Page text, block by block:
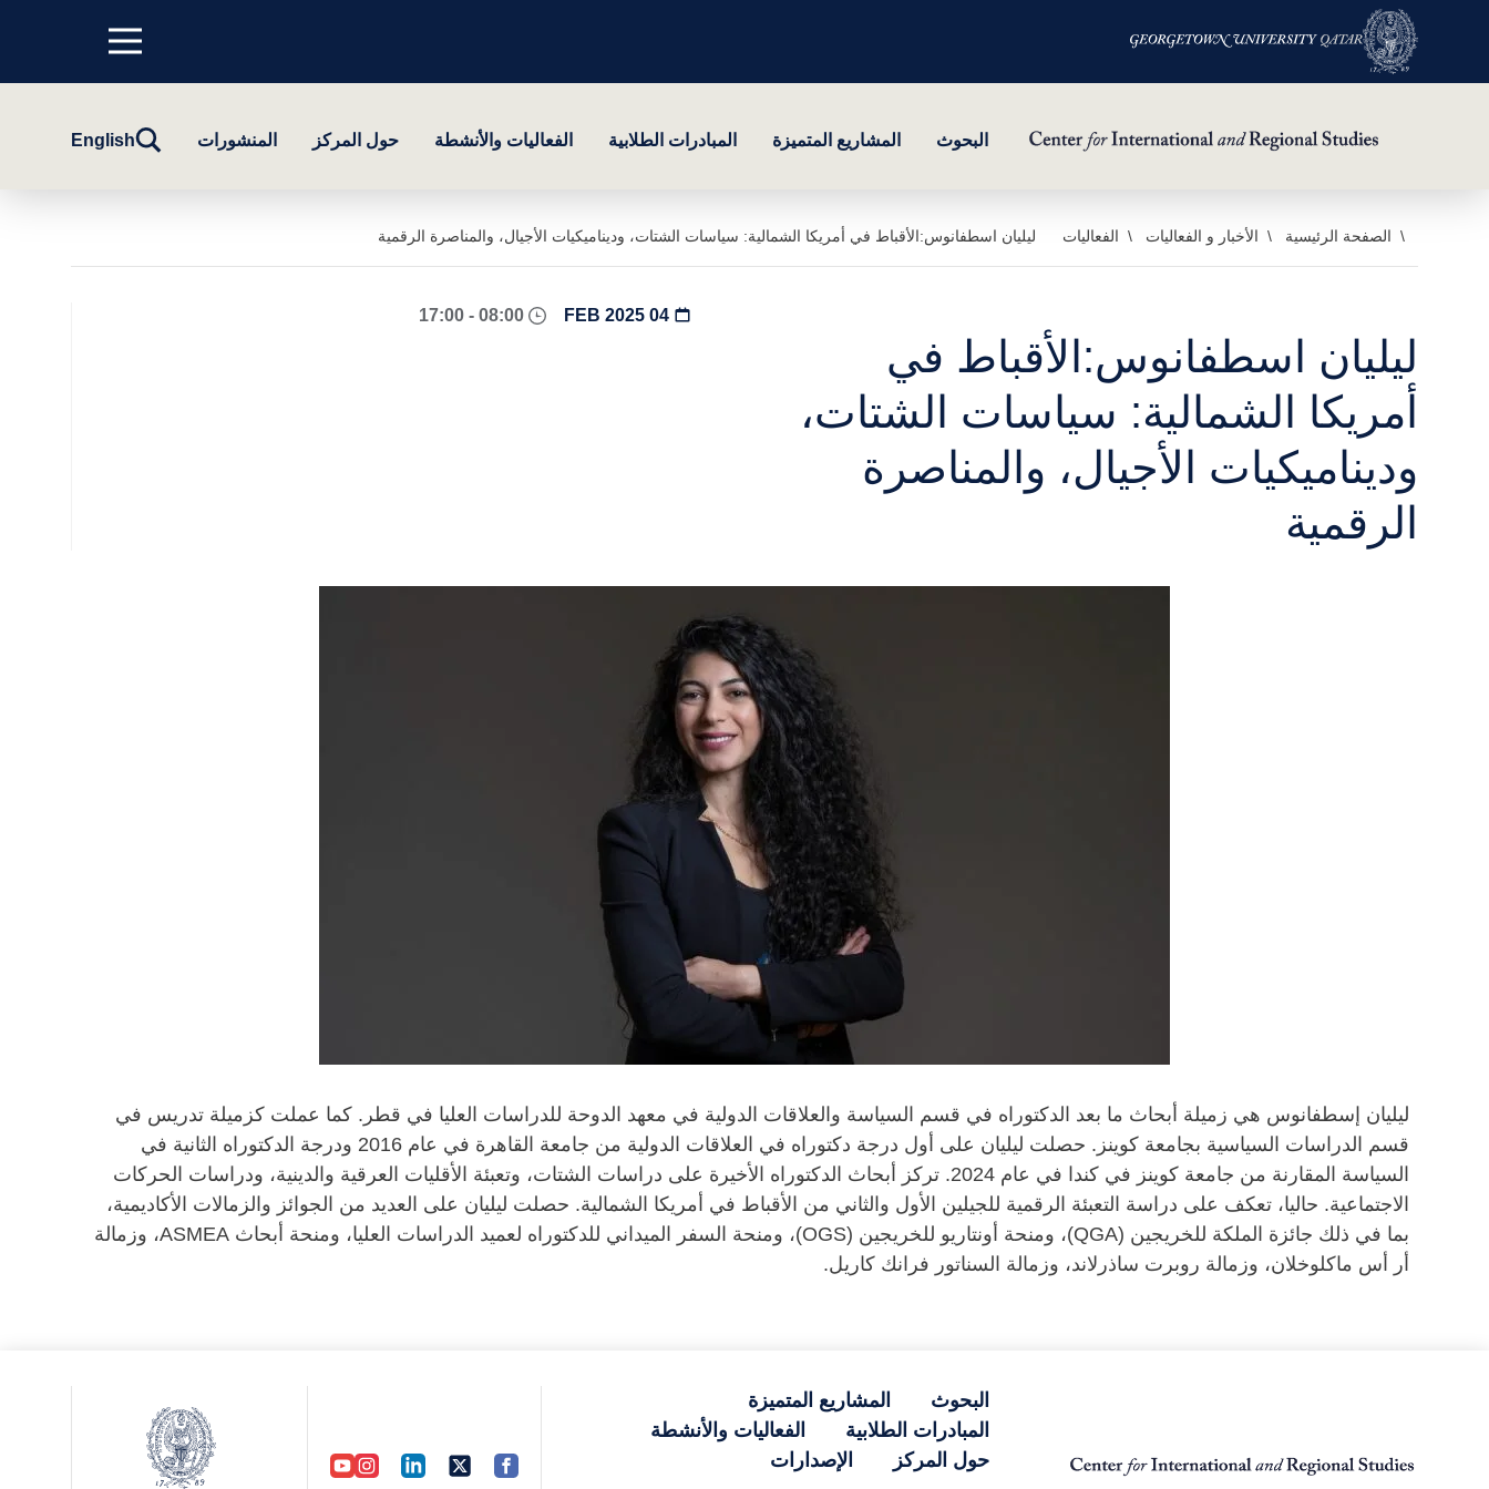
Menu
top
البحوث المشاريع المتميزة المبادرات الطلابية الفعاليات والأنشطة حول المركز المنشورات
تبديلEnglish
الصفحة الرئيسية الأخبار و الفعاليات الفعاليات ليليان اسطفانوس:الأقباط في أمريكا الشمالية: سياسات الشتات، وديناميكيات الأجيال، والمناصرة الرقمية
ليليان اسطفانوس:الأقباط في
أمريكا الشمالية: سياسات الشتات،
وديناميكيات الأجيال، والمناصرة
الرقمية
ليليان إسطفانوس هي زميلة أبحاث ما بعد الدكتوراه في قسم السياسة والعلاقات الدولية في معهد الدوحة للدراسات العليا في قطر. كما عملت كزميلة تدريس في
قسم الدراسات السياسية بجامعة كوينز. حصلت ليليان على أول درجة دكتوراه في العلاقات الدولية من جامعة القاهرة في عام 2016 ودرجة الدكتوراه الثانية في
السياسة المقارنة من جامعة كوينز في كندا في عام 2024. تركز أبحاث الدكتوراه الأخيرة على دراسات الشتات، وتعبئة الأقليات العرقية والدينية، ودراسات الحركات
الاجتماعية. حاليا، تعكف على دراسة التعبئة الرقمية للجيلين الأول والثاني من الأقباط في أمريكا الشمالية. حصلت ليليان على العديد من الجوائز والزمالات الأكاديمية،
بما في ذلك جائزة الملكة للخريجين (QGA)، ومنحة أونتاريو للخريجين (OGS)، ومنحة السفر الميداني للدكتوراه لعميد الدراسات العليا، ومنحة أبحاث ASMEA، وزمالة
أر أس ماكلوخلان، وزمالة روبرت ساذرلاند، وزمالة السناتور فرانك كاريل.
البحوث
المشاريع المتميزة
المبادرات الطلابية
الفعاليات والأنشطة
حول المركز
الإصدارات